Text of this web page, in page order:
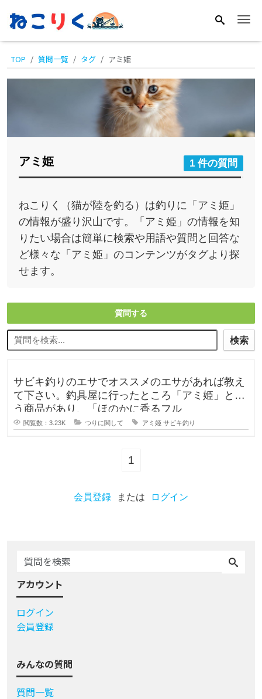
TOP 質問一覧 タグ アミ姫
アミ姫 1 件の質問
ねこりく（猫が陸を釣る）は釣りに「アミ姫」
の情報が盛り沢山です。「アミ姫」の情報を知
りたい場合は簡単に検索や用語や質問と回答な
ど様々な「アミ姫」のコンテンツがタグより探
せます。
質問する
検索
サビキ釣りのエサでオススメのエサがあれば教え
て下さい。釣具屋に行ったところ「アミ姫」とい
う商品があり、「ほのかに香るフル
閲覧数：3.23K つりに関して アミ姫 サビキ釣り
1
会員登録 または ログイン
アカウント
ログイン
会員登録
みんなの質問
質問一覧